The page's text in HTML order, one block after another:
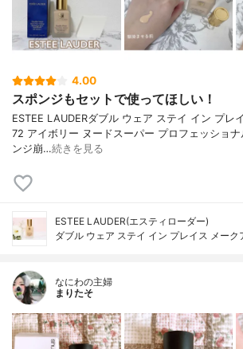
4.00
スポンジもセットで使ってほしい！
ESTEE LAUDERダブル ウェア ステイ イン プレ
72 アイボリー ヌードスーパー プロフェッショ
ンジ崩…続きを見る
ESTEE LAUDER(エスティローダー)
ダブル ウェア ステイ イン プレイス メーク
なにわの主婦
まりたそ